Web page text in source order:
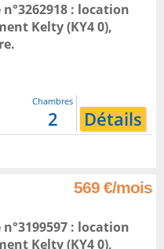
: location
Kelty(KY4 0),
.
Chambres
2 Détails
569 €/mois
: location
Kelty(KY4 0),